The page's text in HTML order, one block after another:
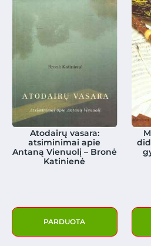
Atodairų vasara:
atsiminimai apie
Antaną Vienuolį – Bronė
Katinienė
PARDUOTA